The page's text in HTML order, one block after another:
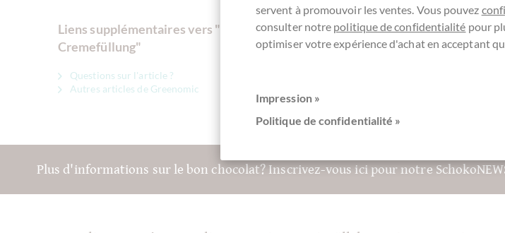
Liens supplémentaires vers "Cannoli Cappuccino - Teigröllchen mit Cappuccino
Cremefüllung"
Questions sur l'article ?
Autres articles de Greenomic
Plus d'informations sur le bon chocolat? Inscrivez-vous ici pour notre
servent à promouvoir les ventes. Vous pouvez
consulter notre politique de confidentialité pour
optimiser votre expérience d'achat en acceptant
Impression »
Politique de confidentialité »